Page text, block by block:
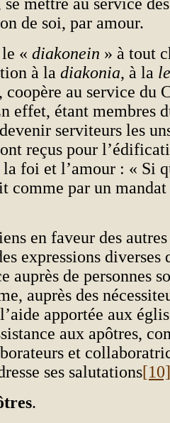
de soi, par amour.
« diakonein » à tout
à la diakonia, à la
coopère au service du
effet, étant membres
serviteurs les
reçus pour
foi et l’amour : « Si
comme par un
en faveur des
expressions diverses
auprès de personnes
auprès des
apportée aux
aux apôtres,
et
ses salutations[10]
.